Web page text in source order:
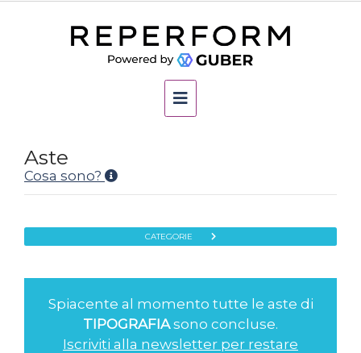
Aste
Cosa sono?
CATEGORIE
Spiacente al momento tutte le aste di
TIPOGRAFIAsono concluse.
Iscriviti alla newsletter per restare